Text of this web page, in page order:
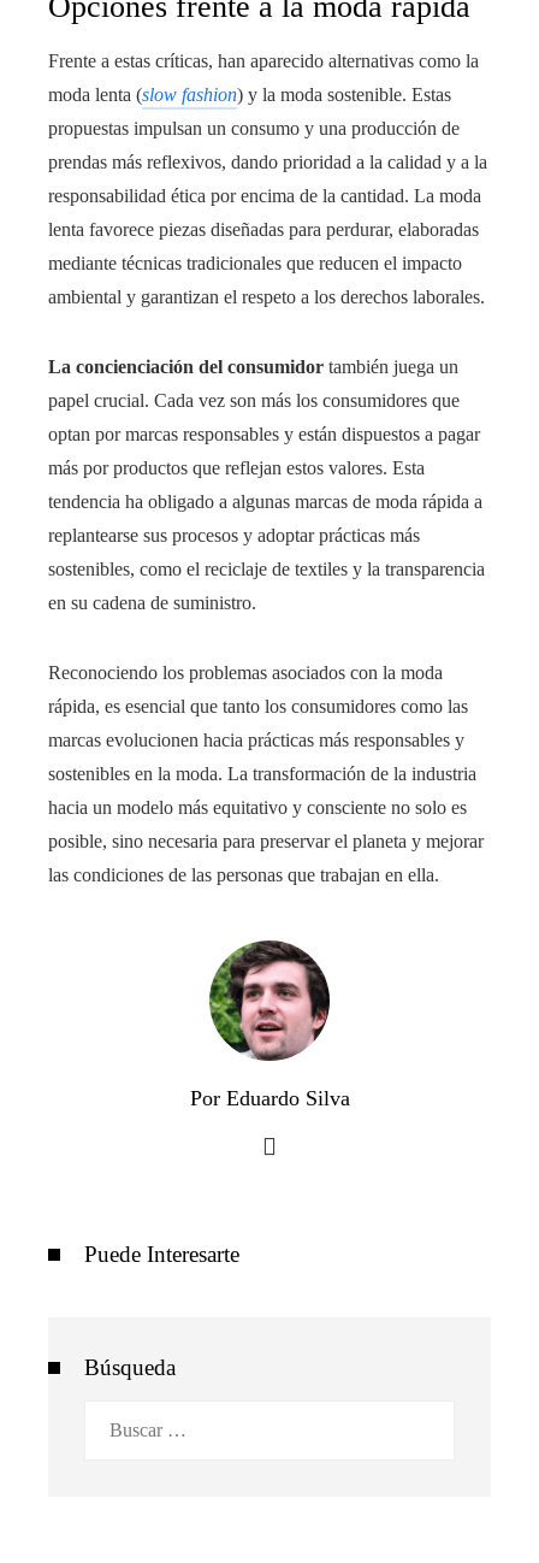
Frente a estas críticas, han aparecido alternativas como la
moda lenta (slow fashion) y la moda sostenible. Estas
propuestas impulsan un consumo y una producción de
prendas más reflexivos, dando prioridad a la calidad y a la
responsabilidad ética por encima de la cantidad. La moda
lenta favorece piezas diseñadas para perdurar, elaboradas
mediante técnicas tradicionales que reducen el impacto
ambiental y garantizan el respeto a los derechos laborales.
La concienciación del consumidor también juega un
papel crucial. Cada vez son más los consumidores que
optan por marcas responsables y están dispuestos a pagar
más por productos que reflejan estos valores. Esta
tendencia ha obligado a algunas marcas de moda rápida a
replantearse sus procesos y adoptar prácticas más
sostenibles, como el reciclaje de textiles y la transparencia
en su cadena de suministro.
Reconociendo los problemas asociados con la moda
rápida, es esencial que tanto los consumidores como las
marcas evolucionen hacia prácticas más responsables y
sostenibles en la moda. La transformación de la industria
hacia un modelo más equitativo y consciente no solo es
posible, sino necesaria para preservar el planeta y mejorar
las condiciones de las personas que trabajan en ella.
Por Eduardo Silva
Puede Interesarte
Búsqueda